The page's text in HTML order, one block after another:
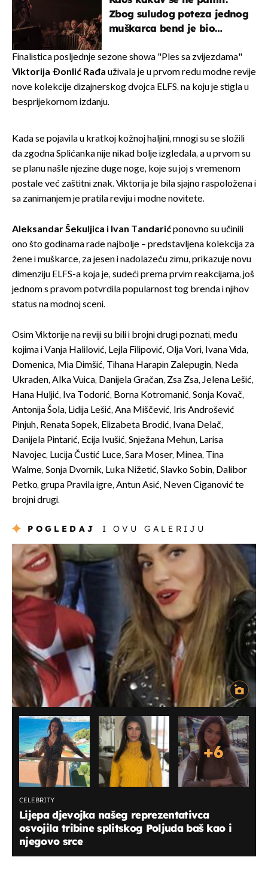
Zbog suludog poteza jednog
muškarca bend je bio
Finalistica posljednje sezone showa "Ples sa zvijezdama"
Viktorija Đonlić Rađa uživala je u prvom redu modne revije
nove kolekcije dizajnerskog dvojca ELFS, na koju je stigla u
besprijekornom izdanju.
Kada se pojavila u kratkoj kožnoj haljini, mnogi su se složili
da zgodna Splićanka nije nikad bolje izgledala, a u prvom su
se planu našle njezine duge noge, koje su joj s vremenom
postale već zaštitni znak. Viktorija je bila sjajno raspoložena i
sa zanimanjem je pratila reviju i modne novitete.
Aleksandar Šekuljica i Ivan Tandarićponovno su učinili
ono što godinama rade najbolje – predstavljena kolekcija za
žene i muškarce, za jesen i nadolazeću zimu, prikazuje novu
dimenziju ELFS-a koja je, sudeći prema prvim reakcijama, još
jednom s pravom potvrdila popularnost tog brenda i njihov
status na modnoj sceni.
Osim Viktorije na reviji su bili i brojni drugi poznati, među
kojima i Vanja Halilović, Lejla Filipović, Olja Vori, Ivana Vida,
Domenica, Mia Dimšić, Tihana Harapin Zalepugin, Neda
Ukraden, Alka Vuica, Danijela Gračan, Zsa Zsa, Jelena Lešić,
Hana Huljić, Iva Todorić, Borna Kotromanić, Sonja Kovač,
Antonija Šola, Lidija Lešić, Ana Miščević, Iris Androšević
Pinjuh, Renata Sopek, Elizabeta Brodić, Ivana Delač,
Danijela Pintarić, Ecija Ivušić, Snježana Mehun, Larisa
Navojec, Lucija Čustić Luce, Sara Moser, Minea, Tina
Walme, Sonja Dvornik, Luka Nižetić, Slavko Sobin, Dalibor
Petko, grupa Pravila igre, Antun Asić, Neven Ciganović te
brojni drugi.
POGLEDAJ I OVU GALERIJU
+6
CELEBRITY
Lijepa djevojka našeg reprezentativca
osvojila tribine splitskog Poljuda baš kao i
njegovo srce